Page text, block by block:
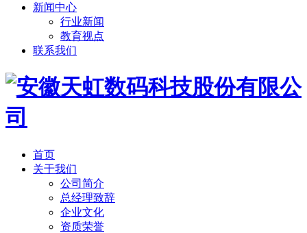
新闻中心
行业新闻
教育视点
联系我们
首页
关于我们
公司简介
总经理致辞
企业文化
资质荣誉